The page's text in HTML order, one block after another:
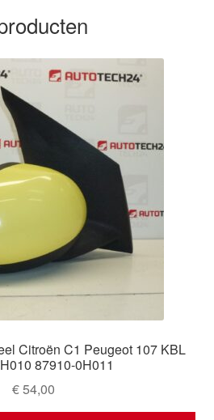
Citroën C1 Peugeot 107 KBL
87910-0H011
€54,00